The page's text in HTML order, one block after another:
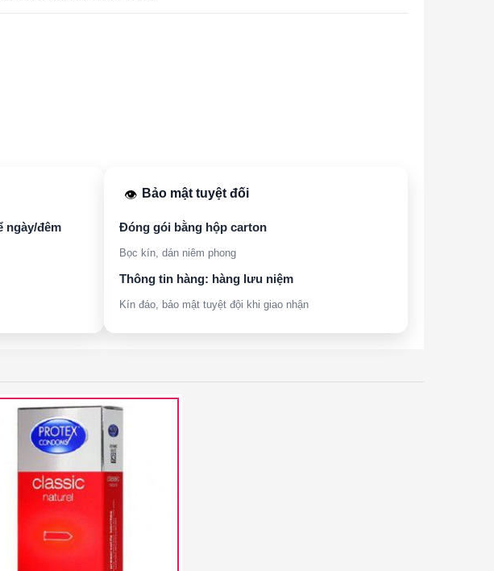
ngày/đêm
👁️ Bảo mật tuyệt đối
Đóng gói bằng hộp carton
Bọc kín, dán niêm phong
Thông tin hàng: hàng lưu niệm
Kín đáo, bảo mật tuyệt đội khi giao nhận